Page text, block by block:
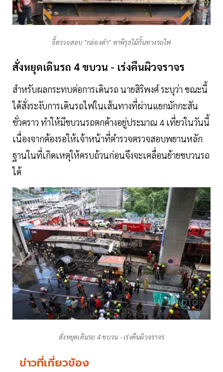
จี้ตรวจสอบ "กล่องดำ" หาพิรุธไม้กั้นทางรถไฟ
สั่งหยุดเดินรถ 4 ขบวน - เร่งคืนผิวจราจร
สำหรับผลกระทบต่อการเดินรถ นายสิริพงศ์ ระบุว่า ขณะนี้
ได้สั่งระงับการเดินรถไฟในเส้นทางที่ผ่านแยกมักกะสัน
ชั่วคราว ทำให้มีขบวนรถตกค้างอยู่ประมาณ 4 เที่ยวในวันนี้
เนื่องจากต้องรอให้เจ้าหน้าที่ตำรวจตรวจสอบพยานหลัก
ฐานในที่เกิดเหตุให้ครบถ้วนก่อนจึงจะเคลื่อนย้ายขบวนรถ
ได้
สั่งหยุดเดินรถ 4 ขบวน - เร่งคืนผิวจราจร
ข่าวที่เกี่ยวข้อง